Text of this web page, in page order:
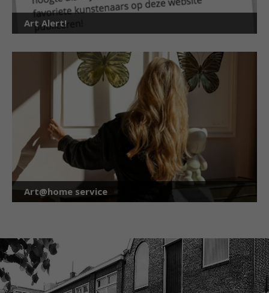
Art Alert!
Art@home service